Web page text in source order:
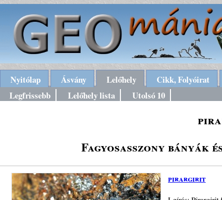
Nyitólap Ásvány Lelőhely
Cikk, Folyóirat
Legfrissebb
Lelőhely lista Utolsó 10
Fagyosasszony bányák
pirargirit